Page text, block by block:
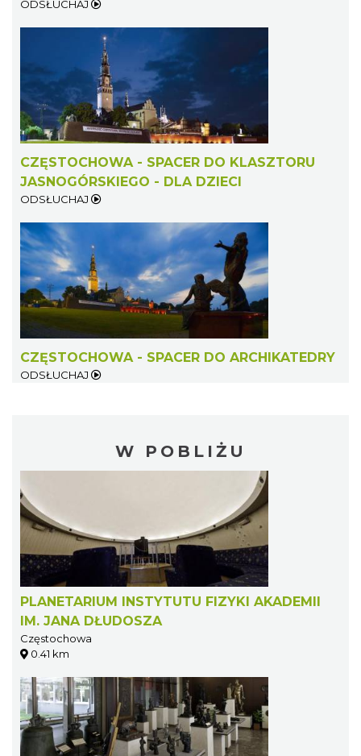
ODSŁUCHAJ
CZĘSTOCHOWA - SPACER DO KLASZTORU
JASNOGÓRSKIEGO - DLA DZIECI
ODSŁUCHAJ
CZĘSTOCHOWA - SPACER DO ARCHIKATEDRY
ODSŁUCHAJ
W POBLIŻU
PLANETARIUM INSTYTUTU FIZYKI AKADEMII
IM. JANA DŁUDOSZA
Częstochowa
0.41 km